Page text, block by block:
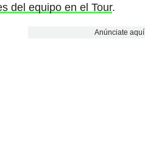
del equipo en el Tour.
Anúnciate aquí